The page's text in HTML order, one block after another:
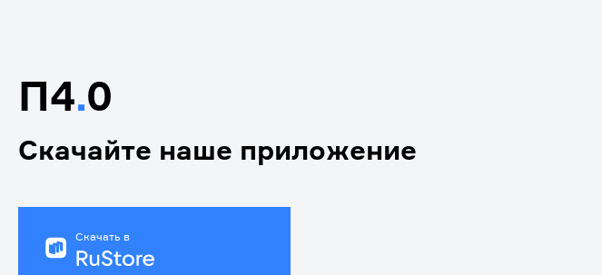
П4.0
Скачайте наше приложение
Скачать в